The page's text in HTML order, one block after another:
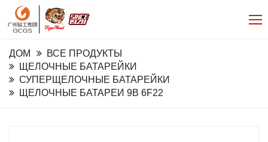
ДОМ
ВСЕ ПРОДУКТЫ
ЩЕЛОЧНЫЕ БАТАРЕЙКИ
СУПЕРЩЕЛОЧНЫЕ БАТАРЕЙКИ
ЩЕЛОЧНЫЕ БАТАРЕИ 9В 6F22